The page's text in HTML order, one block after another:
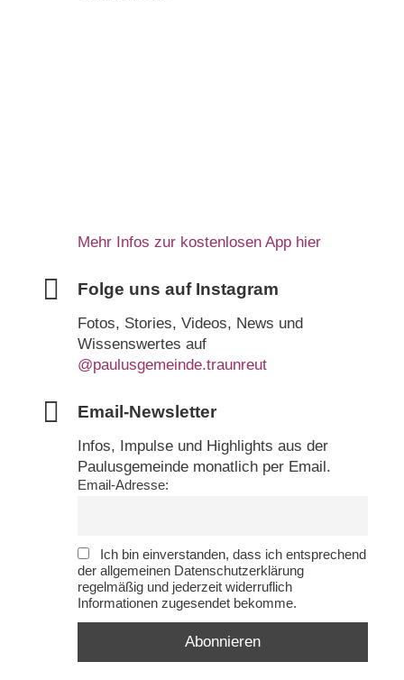
Mehr Infos zur kostenlosen App hier
Folge uns auf Instagram
Fotos, Stories, Videos, News und
Wissenswertes auf
@paulusgemeinde.traunreut
Email-Newsletter
Infos, Impulse und Highlights aus der
Paulusgemeinde monatlich per Email.
Email-Adresse:
Ich bin einverstanden, dass ich entsprechend
der allgemeinen Datenschutzerklärung
regelmäßig und jederzeit widerruflich
Informationen zugesendet bekomme.